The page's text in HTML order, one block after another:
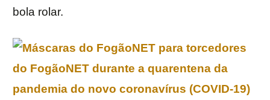
bola rolar.